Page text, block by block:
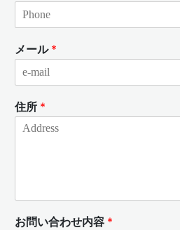
メール *
住所 *
お問い合わせ内容 *